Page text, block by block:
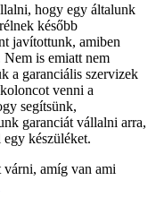
hogy egy általunk
később
javítottunk, amiben
is emiatt nem
a garanciális szervizek
venni a
segítsünk,
garanciát vállalni arra,
készüléket.
amíg van ami